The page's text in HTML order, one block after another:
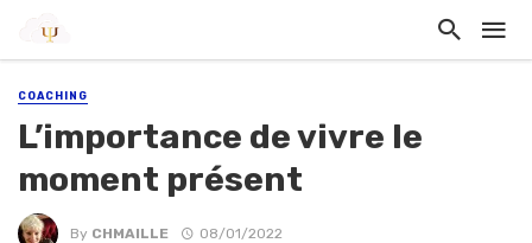
COACHING
L’importance de vivre le
moment présent
By CHMAILLE 08/01/2022